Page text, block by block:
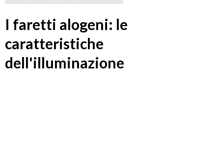
I faretti alogeni: le
caratteristiche
dell'illuminazione